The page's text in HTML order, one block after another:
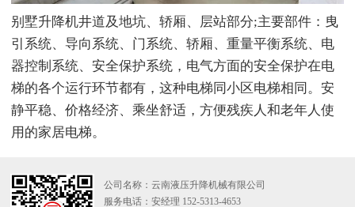
别墅升降机井道及地坑、轿厢、层站部分;主要部件：曳
引系统、导向系统、门系统、轿厢、重量平衡系统、电
器控制系统、安全保护系统，电气方面的安全保护在电
梯的各个运行环节都有，这种电梯同小区电梯相同。安
静平稳、价格经济、乘坐舒适，方便残疾人和老年人使
用的家居电梯。
公司名称：云南液压升降机械有限公司
服务电话：安经理 152-5313-4653